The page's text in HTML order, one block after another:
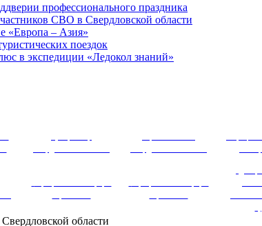
профессионального праздника
СВО в Свердловской области
«Европа – Азия»
поездок
в экспедиции «Ледокол знаний»
области